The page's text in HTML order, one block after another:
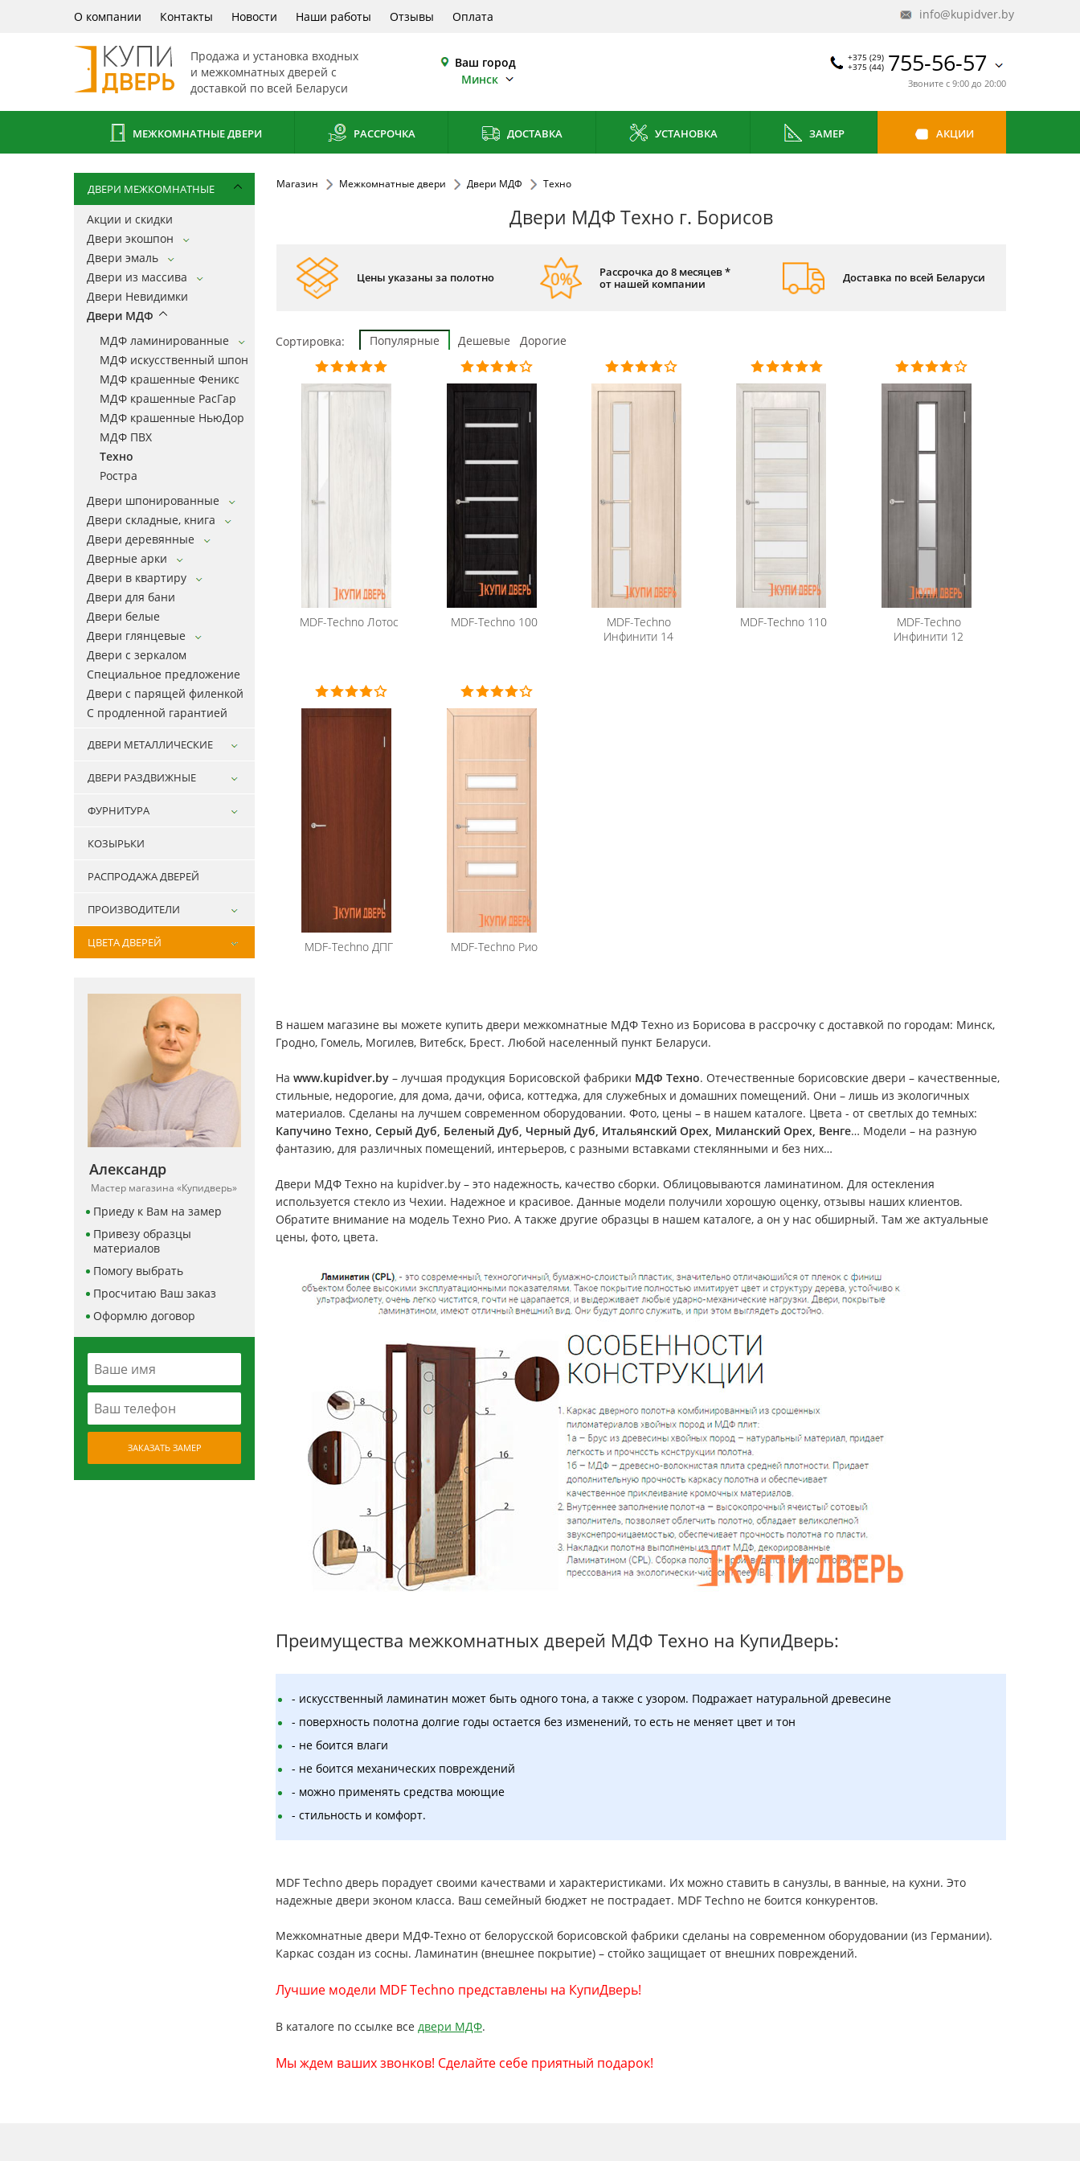
О компании Контакты Новости Наши работы Отзывы Оплата info@kupidver.by
Продажа и установка входных
и межкомнатных дверей с
доставкой по всей Беларуси
Ваш город
Минск
+375 (29)
+375 (44) 755-56-57
Звоните с 9:00 до 20:00
МЕЖКОМНАТНЫЕ ДВЕРИ РАССРОЧКА ДОСТАВКА УСТАНОВКА ЗАМЕР АКЦИИ
ДВЕРИ МЕЖКОМНАТНЫЕ
Акции и скидки
Двери экошпон
Двери эмаль
Двери из массива
Двери Невидимки
Двери МДФ
МДФ ламинированные
МДФ искусственный шпон
МДФ крашенные Феникс
МДФ крашенные РасГар
МДФ крашенные НьюДор
МДФ ПВХ
Техно
Ростра
Двери шпонированные
Двери складные, книга
Двери деревянные
Дверные арки
Двери в квартиру
Двери для бани
Двери белые
Двери глянцевые
Двери с зеркалом
Специальное предложение
Двери с парящей филенкой
С продленной гарантией
ДВЕРИ МЕТАЛЛИЧЕСКИЕ
ДВЕРИ РАЗДВИЖНЫЕ
ФУРНИТУРА
КОЗЫРЬКИ
РАСПРОДАЖА ДВЕРЕЙ
ПРОИЗВОДИТЕЛИ
ЦВЕТА ДВЕРЕЙ
Александр
Мастер магазина «Купидверь»
Приеду к Вам на замер
Привезу образцы
материалов
Помогу выбрать
Просчитаю Ваш заказ
Оформлю договор
ЗАКАЗАТЬ ЗАМЕР
Магазин Межкомнатные двери Двери МДФ Техно
Двери МДФ Техно г. Борисов
Цены указаны за полотно
Рассрочка до 8 месяцев *
от нашей компании
Доставка по всей Беларуси
Сортировка: Популярные Дешевые Дорогие
MDF-TechnoЛотос MDF-Techno100
MDF-Techno
Инфинити 14
MDF-Techno 110
MDF-Techno
Инфинити 12
MDF-Techno ДПГ MDF-TechnoРио
В нашем магазине вы можете купить двери межкомнатные МДФ Техно из Борисова в рассрочку с доставкой по городам: Минск,
Гродно, Гомель, Могилев, Витебск, Брест. Любой населенный пункт Беларуси.
На www.kupidver.by – лучшая продукция Борисовской фабрики МДФ Техно. Отечественные борисовские двери – качественные,
стильные, недорогие, для дома, дачи, офиса, коттеджа, для служебных и домашних помещений. Они – лишь из экологичных
материалов. Сделаны на лучшем современном оборудовании. Фото, цены – в нашем каталоге. Цвета - от светлых до темных:
Капучино Техно, Серый Дуб, Беленый Дуб, Черный Дуб, Итальянский Орех, Миланский Орех, Венге… Модели – на разную
фантазию, для различных помещений, интерьеров, с разными вставками стеклянными и без них…
Двери МДФ Техно на kupidver.by – это надежность, качество сборки. Облицовываются ламинатином. Для остекления
используется стекло из Чехии. Надежное и красивое. Данные модели получили хорошую оценку, отзывы наших клиентов.
Обратите внимание на модель Техно Рио. А также другие образцы в нашем каталоге, а он у нас обширный. Там же актуальные
цены, фото, цвета.
Преимущества межкомнатных дверей МДФ Техно на КупиДверь:
- искусственный ламинатин может быть одного тона, а также с узором. Подражает натуральной древесине
- поверхность полотна долгие годы остается без изменений, то есть не меняет цвет и тон
- не боится влаги
- не боится механических повреждений
- можно применять средства моющие
- стильность и комфорт.
MDF Techno дверь порадует своими качествами и характеристиками. Их можно ставить в санузлы, в ванные, на кухни. Это
надежные двери эконом класса. Ваш семейный бюджет не пострадает. MDF Techno не боится конкурентов.
Межкомнатные двери МДФ-Техно от белорусской борисовской фабрики сделаны на современном оборудовании (из Германии).
Каркас создан из сосны. Ламинатин (внешнее покрытие) – стойко защищает от внешних повреждений.
Лучшие модели MDF Techno представлены на КупиДверь!
В каталоге по ссылке все двери МДФ.
Мы ждем ваших звонков! Сделайте себе приятный подарок!